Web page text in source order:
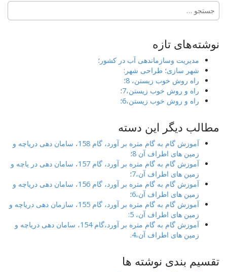
جستجو
برای:
نوشته‌های تازه
مدیریت وسازماندهی آب در کشور؛
شهر سازی؛ طراحی شهر:
راه روش خوب زیستن، 8؛
راه و روش خوب زیستن،7؛
راه و روش خوب زیستن،6؛
مطالب دیگر این دسته
آموزش گام به گام متره بر آورد، گام 158، سامان دهی دریاچه و
زمین های اطراف آن 8؛
آموزش گام به گام متره بر آورد، گام 157، سامان دهی در یاچه و
زمین های اطراف آن،7؛
آموزش گام به گام متره بر آورد، گام 156، سامان دهی دریاچه و
زمین های اطراف آن،6؛
آموزش گام به گام متره بر آورد، گام 155، سازمان دهی دریاچه و
زمین های اطراف آن، 5:
آموزش گام به گام متره بر آورد،گام 154، سامان دهی دریاچه و
زمین های اطراف آن،4.
تقسیم بندی نوشته ها